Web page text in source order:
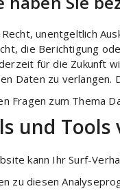
unentgeltlich
die Berichtigung
für die Zukunft
Daten zu
Fragen zum Thema
und
kann Ihr Surf-
zu diesen